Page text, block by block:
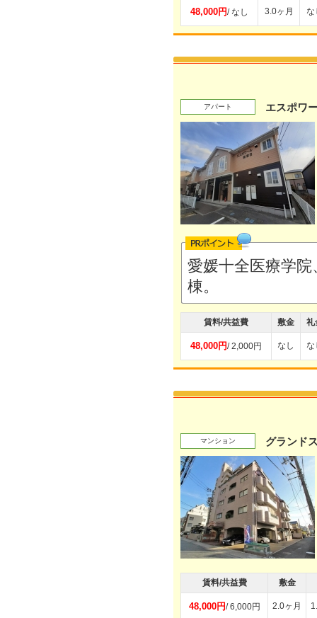
48,000円/ なし 3.0ヶ月 な
アパート エスポワ
愛媛十全医療学
棟。
賃料/共益費 敷金 礼
48,000円/ 2,000円 なし な
マンション グランド
賃料/共益費 敷金
48,000円/ 6,000円 2.0ヶ月